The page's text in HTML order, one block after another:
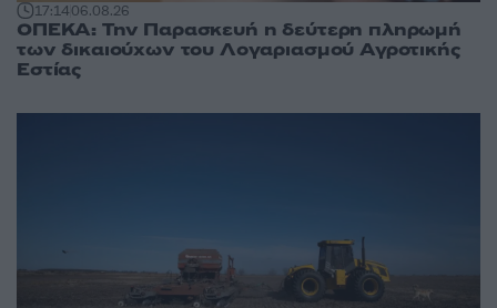
17:1406.08.26
ΟΠΕΚΑ: Την Παρασκευή η δεύτερη πληρωμή
των δικαιούχων του Λογαριασμού Αγροτικής
Εστίας